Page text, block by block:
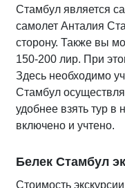
Стамбул является
самолет Анталия
сторону. Также вы
150-200 лир. При
Здесь необходимо
Стамбул
удобнее взять тур в
включено и учтено.
Белек Стамбул
Стоимость